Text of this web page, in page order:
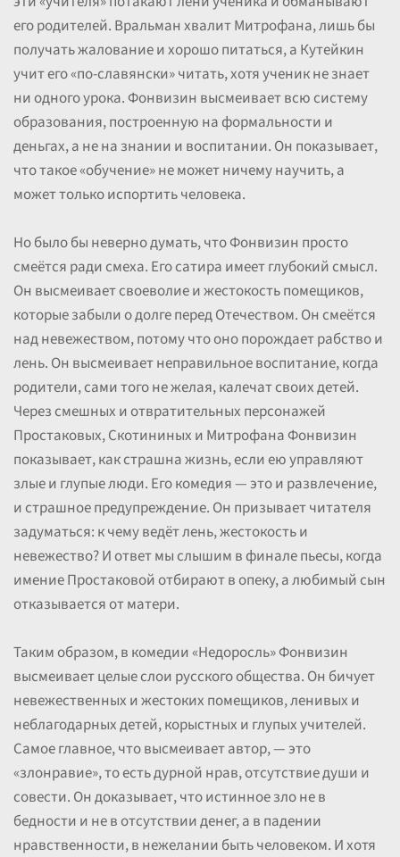
его родителей. Вральман хвалит Митрофана, лишь бы
получать жалование и хорошо питаться, а Кутейкин
учит его «по-славянски» читать, хотя ученик не знает
ни одного урока. Фонвизин высмеивает всю систему
образования, построенную на формальности и
деньгах, а не на знании и воспитании. Он показывает,
что такое «обучение» не может ничему научить, а
может только испортить человека.
Но было бы неверно думать, что Фонвизин просто
смеётся ради смеха. Его сатира имеет глубокий смысл.
Он высмеивает своеволие и жестокость помещиков,
которые забыли о долге перед Отечеством. Он смеётся
над невежеством, потому что оно порождает рабство и
лень. Он высмеивает неправильное воспитание, когда
родители, сами того не желая, калечат своих детей.
Через смешных и отвратительных персонажей
Простаковых, Скотининых и Митрофана Фонвизин
показывает, как страшна жизнь, если ею управляют
злые и глупые люди. Его комедия — это и развлечение,
и страшное предупреждение. Он призывает читателя
задуматься: к чему ведёт лень, жестокость и
невежество? И ответ мы слышим в финале пьесы, когда
имение Простаковой отбирают в опеку, а любимый сын
отказывается от матери.
Таким образом, в комедии «Недоросль» Фонвизин
высмеивает целые слои русского общества. Он бичует
невежественных и жестоких помещиков, ленивых и
неблагодарных детей, корыстных и глупых учителей.
Самое главное, что высмеивает автор, — это
«злонравие», то есть дурной нрав, отсутствие души и
совести. Он доказывает, что истинное зло не в
бедности и не в отсутствии денег, а в падении
нравственности, в нежелании быть человеком. И хотя